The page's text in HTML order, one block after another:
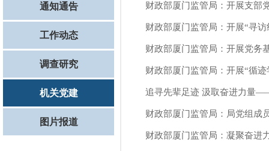
通知通告
工作动态
调查研究
机关党建
图片报道
财政部厦门监管局：开展支部
财政部厦门监管局：开展“寻
财政部厦门监管局：开展党务
财政部厦门监管局：开展“循
追寻先辈足迹 汲取奋进力量
财政部厦门监管局：局党组成
财政部厦门监管局：凝聚奋进